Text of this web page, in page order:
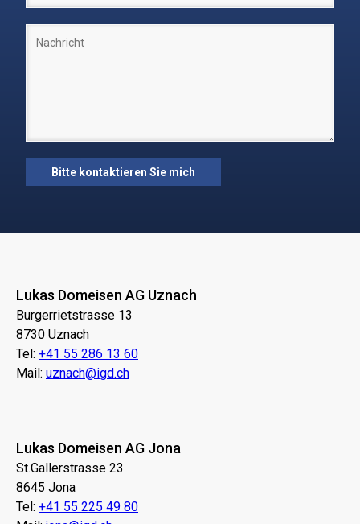
Lukas Domeisen AG Uznach
Burgerrietstrasse 13
8730 Uznach
Tel: +41 55 286 13 60
Mail: uznach@igd.ch
Lukas Domeisen AG Jona
St.Gallerstrasse 23
8645 Jona
Tel: +41 55 225 49 80